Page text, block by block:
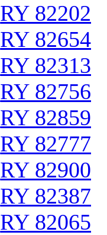
RY 82202
RY 82654
RY 82313
RY 82756
RY 82859
RY 82777
RY 82900
RY 82387
RY 82065